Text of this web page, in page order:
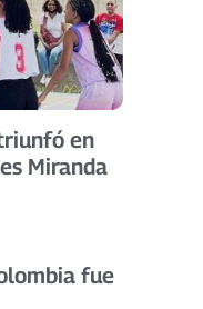
en
Miranda
fue